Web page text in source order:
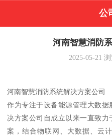
公
河南智慧消防
2025-05-21 浏
河南智慧消防系统解决方案公司
作为专注于设备能源管理大数
决方案公司自成立以来一直致
案，结合物联网、大数据、云